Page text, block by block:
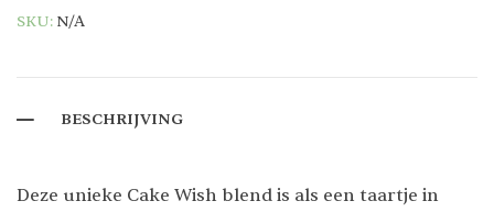
SKU: N/A
BESCHRIJVING
Deze unieke Cake Wish blend is als een taartje in